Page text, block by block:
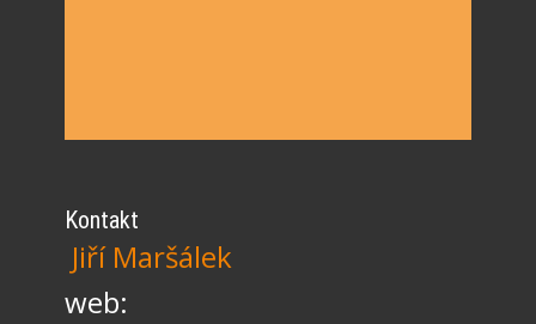
Kontakt
Jiří Maršálek
web: